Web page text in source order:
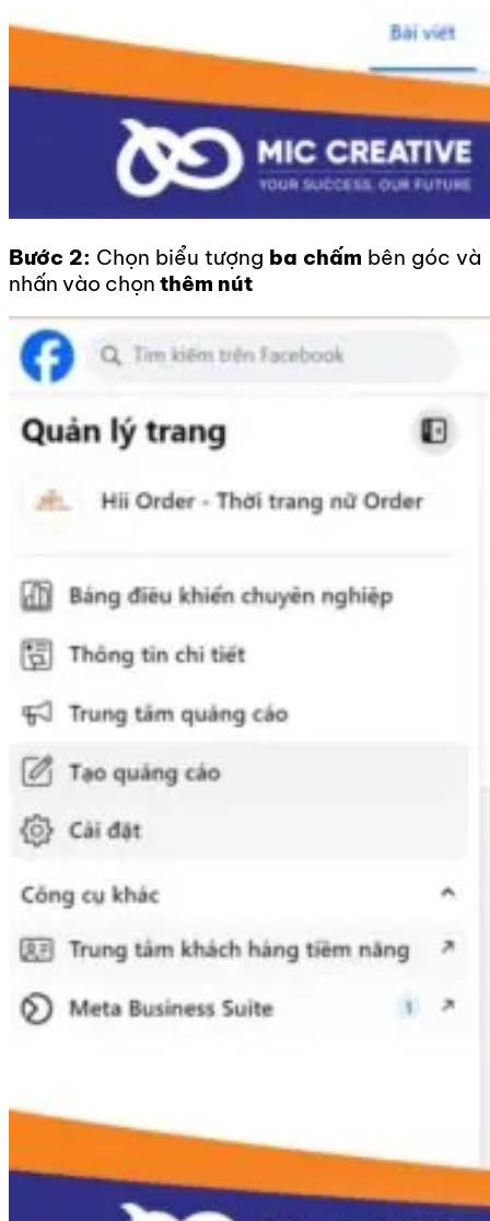
Bước 2: Chọn biểu tượng ba chấm bên góc và
nhấn vào chọn thêm nút